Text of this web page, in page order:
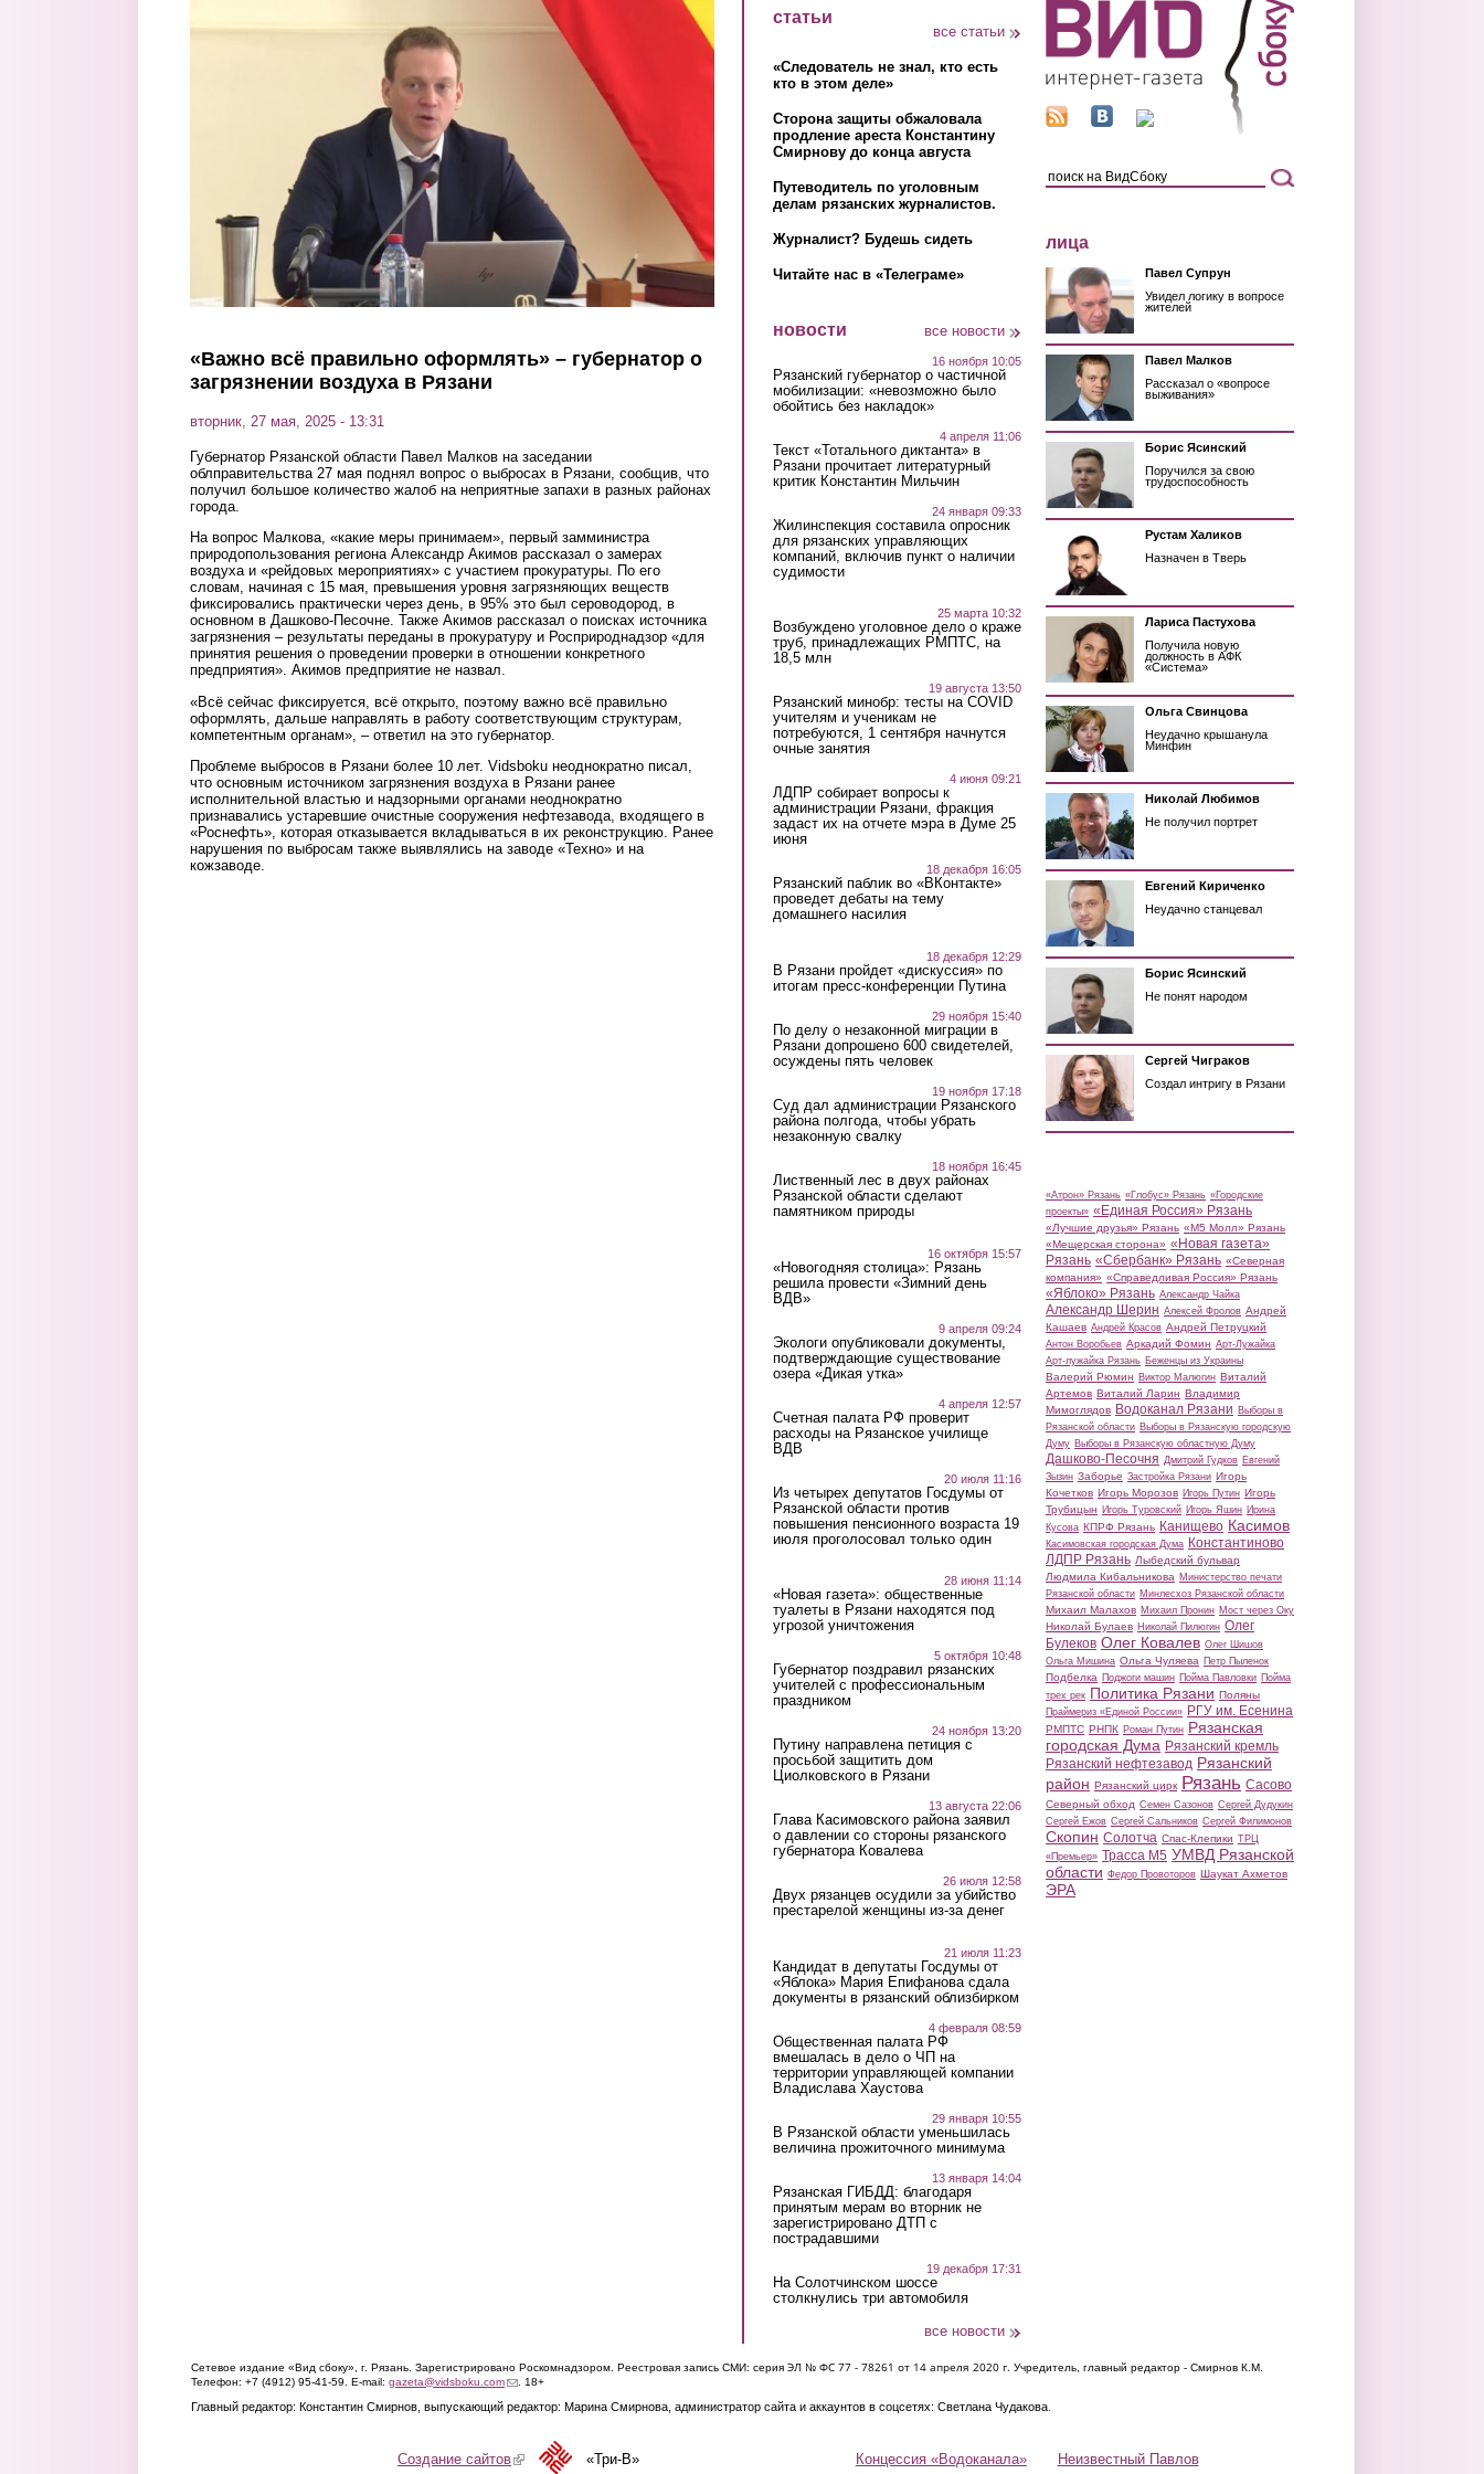
«Важно всё правильно оформлять» – губернатор о
загрязнении воздуха в Рязани
вторник, 27 мая, 2025 - 13:31
Губернатор Рязанской области Павел Малков на заседании
облправительства 27 мая поднял вопрос о выбросах в Рязани, сообщив, что
получил большое количество жалоб на неприятные запахи в разных районах
города.
На вопрос Малкова, «какие меры принимаем», первый замминистра
природопользования региона Александр Акимов рассказал о замерах
воздуха и «рейдовых мероприятиях» с участием прокуратуры. По его
словам, начиная с 15 мая, превышения уровня загрязняющих веществ
фиксировались практически через день, в 95% это был сероводород, в
основном в Дашково-Песочне. Также Акимов рассказал о поисках источника
загрязнения – результаты переданы в прокуратуру и Росприроднадзор «для
принятия решения о проведении проверки в отношении конкретного
предприятия». Акимов предприятие не назвал.
«Всё сейчас фиксируется, всё открыто, поэтому важно всё правильно
оформлять, дальше направлять в работу соответствующим структурам,
компетентным органам», – ответил на это губернатор.
Проблеме выбросов в Рязани более 10 лет. Vidsboku неоднократно писал,
что основным источником загрязнения воздуха в Рязани ранее
исполнительной властью и надзорными органами неоднократно
признавались устаревшие очистные сооружения нефтезавода, входящего в
«Роснефть», которая отказывается вкладываться в их реконструкцию. Ранее
нарушения по выбросам также выявлялись на заводе «Техно» и на
кожзаводе.
статьи
все статьи
«Следователь не знал, кто есть
кто в этом деле»
Сторона защиты обжаловала
продление ареста Константину
Смирнову до конца августа
Путеводитель по уголовным
делам рязанских журналистов.
Журналист? Будешь сидеть
Читайте нас в «Телеграме»
новости все новости
16 ноября 10:05
Рязанский губернатор о частичной
мобилизации: «невозможно было
обойтись без накладок»
4 апреля 11:06
Текст «Тотального диктанта» в
Рязани прочитает литературный
критик Константин Мильчин
24 января 09:33
Жилинспекция составила опросник
для рязанских управляющих
компаний, включив пункт о наличии
судимости
25 марта 10:32
Возбуждено уголовное дело о краже
труб, принадлежащих РМПТС, на
18,5 млн
19 августа 13:50
Рязанский минобр: тесты на COVID
учителям и ученикам не
потребуются, 1 сентября начнутся
очные занятия
4 июня 09:21
ЛДПР собирает вопросы к
администрации Рязани, фракция
задаст их на отчете мэра в Думе 25
июня
18 декабря 16:05
Рязанский паблик во «ВКонтакте»
проведет дебаты на тему
домашнего насилия
18 декабря 12:29
В Рязани пройдет «дискуссия» по
итогам пресс-конференции Путина
29 ноября 15:40
По делу о незаконной миграции в
Рязани допрошено 600 свидетелей,
осуждены пять человек
19 ноября 17:18
Суд дал администрации Рязанского
района полгода, чтобы убрать
незаконную свалку
18 ноября 16:45
Лиственный лес в двух районах
Рязанской области сделают
памятником природы
16 октября 15:57
«Новогодняя столица»: Рязань
решила провести «Зимний день
ВДВ»
9 апреля 09:24
Экологи опубликовали документы,
подтверждающие существование
озера «Дикая утка»
4 апреля 12:57
Счетная палата РФ проверит
расходы на Рязанское училище
ВДВ
20 июля 11:16
Из четырех депутатов Госдумы от
Рязанской области против
повышения пенсионного возраста 19
июля проголосовал только один
28 июня 11:14
«Новая газета»: общественные
туалеты в Рязани находятся под
угрозой уничтожения
5 октября 10:48
Губернатор поздравил рязанских
учителей с профессиональным
праздником
24 ноября 13:20
Путину направлена петиция с
просьбой защитить дом
Циолковского в Рязани
13 августа 22:06
Глава Касимовского района заявил
о давлении со стороны рязанского
губернатора Ковалева
26 июля 12:58
Двух рязанцев осудили за убийство
престарелой женщины из-за денег
21 июля 11:23
Кандидат в депутаты Госдумы от
«Яблока» Мария Епифанова сдала
документы в рязанский облизбирком
4 февраля 08:59
Общественная палата РФ
вмешалась в дело о ЧП на
территории управляющей компании
Владислава Хаустова
29 января 10:55
В Рязанской области уменьшилась
величина прожиточного минимума
13 января 14:04
Рязанская ГИБДД: благодаря
принятым мерам во вторник не
зарегистрировано ДТП с
пострадавшими
19 декабря 17:31
На Солотчинском шоссе
столкнулись три автомобиля
все новости
лица
Павел Супрун
Увидел логику в вопросе
жителей
Павел Малков
Рассказал о «вопросе
выживания»
Борис Ясинский
Поручился за свою
трудоспособность
Рустам Халиков
Назначен в Тверь
Лариса Пастухова
Получила новую
должность в АФК
«Система»
Ольга Свинцова
Неудачно крышанула
Минфин
Николай Любимов
Не получил портрет
Евгений Кириченко
Неудачно станцевал
Борис Ясинский
Не понят народом
Сергей Чиграков
Создал интригу в Рязани
«Атрон» Рязань «Глобус» Рязань «Городские
проекты» «Единая Россия» Рязань
«Лучшие друзья» Рязань «М5 Молл» Рязань
«Мещерская сторона» «Новая газета»
Рязань «Сбербанк» Рязань «Северная
компания» «Справедливая Россия» Рязань
«Яблоко» Рязань Александр Чайка
Александр Шерин Алексей Фролов Андрей
Кашаев Андрей Красов Андрей Петруцкий
Антон Воробьев Аркадий Фомин Арт-Лужайка
Арт-лужайка Рязань Беженцы из Украины
Валерий Рюмин Виктор Малюгин Виталий
Артемов Виталий Ларин Владимир
Мимоглядов Водоканал Рязани Выборы в
Рязанской области Выборы в Рязанскую городскую
Думу Выборы в Рязанскую областную Думу
Дашково-Песочня Дмитрий Гудков Евгений
Зызин Заборье Застройка Рязани Игорь
Кочетков Игорь Морозов Игорь Путин Игорь
Трубицын Игорь Туровский Игорь Яшин Ирина
Кусова КПРФ Рязань Канищево Касимов
Касимовская городская Дума Константиново
ЛДПР Рязань Лыбедский бульвар
Людмила Кибальникова Министерство печати
Рязанской области Минлесхоз Рязанской области
Михаил Малахов Михаил Пронин Мост через Оку
Николай Булаев Николай Пилюгин Олег
Булеков Олег Ковалев Олег Шишов
Ольга Мишина Ольга Чуляева Петр Пыленок
Подбелка Поджоги машин Пойма Павловки Пойма
трех рек Политика Рязани Поляны
Праймериз «Единой России» РГУ им. Есенина
РМПТС РНПК Роман Путин Рязанская
городская Дума Рязанский кремль
Рязанский нефтезавод Рязанский
район Рязанский цирк Рязань Сасово
Северный обход Семен Сазонов Сергей Дудукин
Сергей Ежов Сергей Сальников Сергей Филимонов
Скопин Солотча Спас-Клепики ТРЦ
«Премьер» Трасса М5 УМВД Рязанской
области Федор Провоторов Шаукат Ахметов
ЭРА
Сетевое издание «Вид сбоку», г. Рязань. Зарегистрировано Роскомнадзором. Реестровая запись СМИ: серия ЭЛ № ФС 77 - 78261 от 14 апреля 2020 г. Учредитель, главный редактор - Смирнов К.М.
Телефон: +7 (4912) 95-41-59. E-mail: gazeta@vidsboku.com(link sends e-mail)
. 18+
Главный редактор: Константин Смирнов, выпускающий редактор: Марина Смирнова, администратор сайта и аккаунтов в соцсетях: Светлана Чудакова.
Концессия «Водоканала» Неизвестный Павлов
Создание сайтов(link is external)«Три-В»